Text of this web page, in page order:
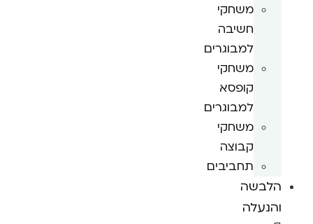
משחקי
חשיבה
למבוגרים
משחקי
קופסא
למבוגרים
משחקי
קבוצה
תחביבים
הלבשה
והנעלה